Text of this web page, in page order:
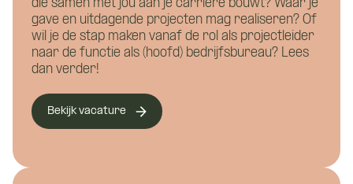
die samen met jou aan je carrière bouwt? Waar je
gave en uitdagende projecten mag realiseren? Of
wil je de stap maken vanaf de rol als projectleider
naar de functie als (hoofd) bedrijfsbureau? Lees
dan verder!
Bekijk vacature
Hoe kunnen we je helpen?
Naam *
E-mailadres